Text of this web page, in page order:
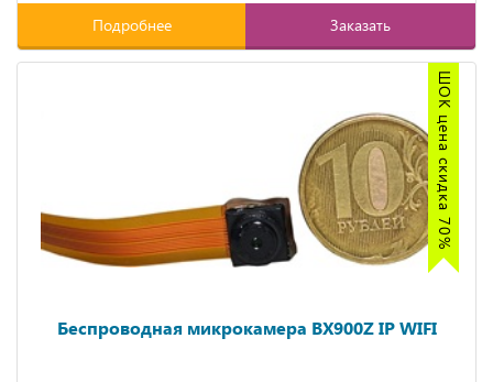
Подробнее Заказать
ШОК цена скидка 70%
Беспроводная микрокамера BX900Z IP WIFI